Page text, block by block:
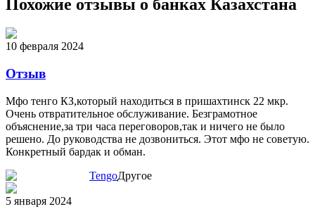
Похожие отзывы о банках Казахстана
10 февраля 2024
Отзыв
Мфо тенго КЗ,который находиться в пришахтинск 22 мкр.
Очень отвратительное обслуживание. Безграмотное
объяснение,за три часа переговоров,так и ничего не было
решено. До руководства не дозвониться. Этот мфо не советую.
Конкретный бардак и обман.
TengoДругое
5 января 2024